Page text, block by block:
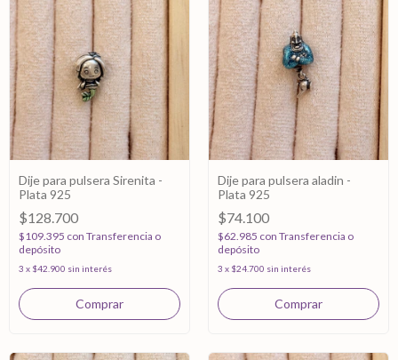
Dije para pulsera Sirenita -
Plata 925
$128.700
$109.395 con Transferencia o
depósito
3 x $42.900 sin interés
Dije para pulsera aladin -
Plata 925
$74.100
$62.985 con Transferencia o
depósito
3 x $24.700 sin interés